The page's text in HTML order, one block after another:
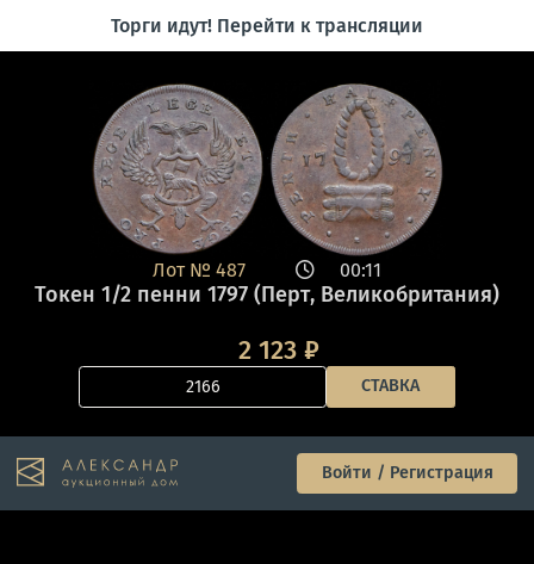
Торги идут! Перейти к трансляции
Лот №487 00:11
Токен 1/2 пенни 1797 (Перт, Великобритания)
СТАВКА
2 123₽
Войти / Регистрация